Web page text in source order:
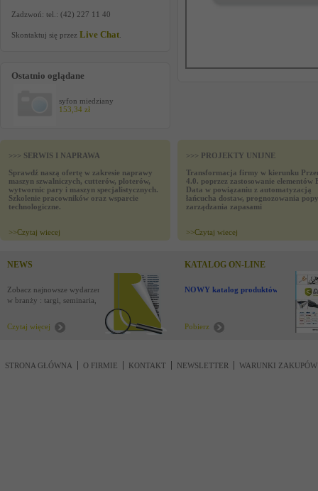
Zadzwoń: tel.: (42) 227 11 40
Skontaktuj się przez Live Chat
Ostatnio oglądane
syfon miedziany
153,34 zł
>>> SERWIS I NAPRAWA
Sprawdź naszą ofertę w zakresie naprawy
maszyn szwalniczych, cutterów, ploterów,
wytwornic pary i maszyn specjalistycznych.
Szkolenie pracowników oraz wsparcie
technologiczne.
>>Czytaj wiecej
>>> PROJEKTY UNIJNE
Transformacja firmy w kierunku
4.0. poprzez zastosowanie elementów
Data w powiązaniu z automatyzacją
łańcucha dostaw, prognozowania
zarządzania zapasami
>>Czytaj wiecej
NEWS
Zobacz najnowsze wydarzenia
w branży : targi, seminaria,
Czytaj więcej
KATALOG ON-LINE
NOWY katalog produktów !
Pobierz
STRONA GŁÓWNA O FIRMIE KONTAKT NEWSLETTER WARUNKI ZAKUPÓW